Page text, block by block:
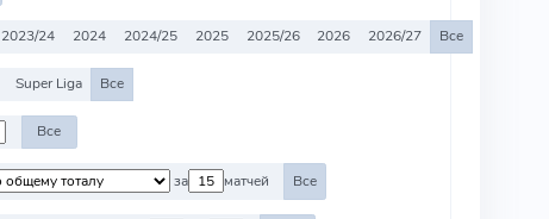
2023/24 2024 2024/25 2025 2025/26 2026 2026/27 Все
Super Liga Все
Все
за матчей Все